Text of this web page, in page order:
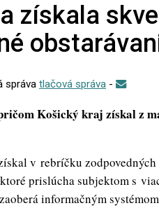
získala
tlačová správa -
Košický kraj získal z
v rebríčku
prislúcha subjektom s
informačným